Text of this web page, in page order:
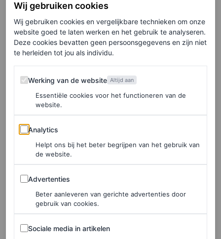
ALICE ROSATI
PARTNERSHIP
Let’s talk sportswear:
Vogue duidde de tennis
inspired trends van de
zomer tijdens dit rooftop
Geobsedeerd door een
eens een toner met
rijstwater voor een
Wij gebruiken cookies
Wij gebruiken cookies en vergelijkbare technieken om onze
website goed te laten werken en het gebruik te analyseren.
Deze cookies bevatten geen persoonsgegevens en zijn niet
te herleiden tot jou als individu.
Werking van de website
Werking van de website Altijd aan
Essentiële cookies voor het functioneren van de
website.
Analytics
Analytics
Helpt ons bij het beter begrijpen van het gebruik van
de website.
Advertenties
Advertenties
Beter aanleveren van gerichte advertenties door
gebruik van cookies.
Sociale media in artikelen
Sociale media in artikelen